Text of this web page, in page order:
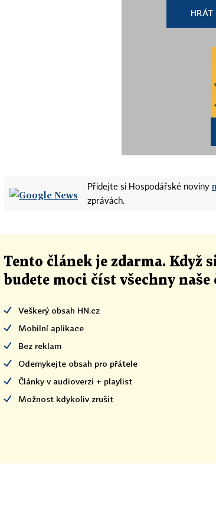
HRÁT
Přidejte si Hospodářské noviny
zprávách.
Tento článek je zdarma. Když
budete moci číst všechny naše
Veškerý obsah HN.cz
Mobilní aplikace
Bez reklam
Odemykejte obsah pro přátele
Články v audioverzi + playlist
Možnost kdykoliv zrušit